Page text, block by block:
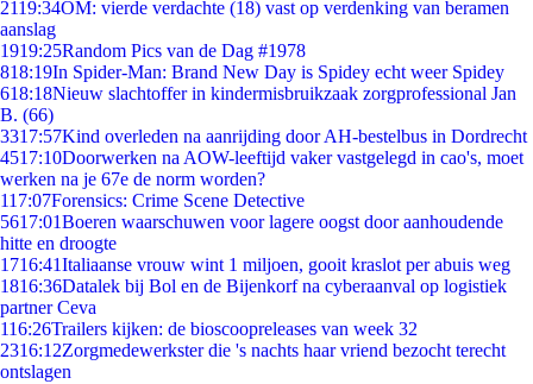
2119:34OM: vierde verdachte (18) vast op verdenking van beramen
aanslag
1919:25Random Pics van de Dag #1978
818:19In Spider-Man: Brand New Day is Spidey echt weer Spidey
618:18Nieuw slachtoffer in kindermisbruikzaak zorgprofessional Jan
B. (66)
3317:57Kind overleden na aanrijding door AH-bestelbus in Dordrecht
4517:10Doorwerken na AOW-leeftijd vaker vastgelegd in cao's, moet
werken na je 67e de norm worden?
117:07Forensics: Crime Scene Detective
5617:01Boeren waarschuwen voor lagere oogst door aanhoudende
hitte en droogte
1716:41Italiaanse vrouw wint 1 miljoen, gooit kraslot per abuis weg
1816:36Datalek bij Bol en de Bijenkorf na cyberaanval op logistiek
partner Ceva
116:26Trailers kijken: de bioscoopreleases van week 32
2316:12Zorgmedewerkster die 's nachts haar vriend bezocht terecht
ontslagen